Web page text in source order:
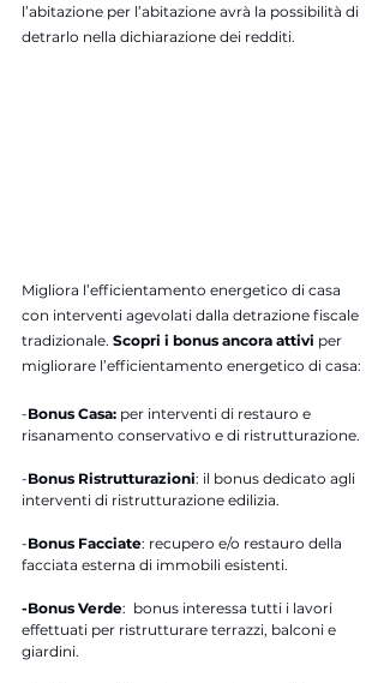
l’abitazione per l’abitazione avrà la possibilità di
detrarlo nella dichiarazione dei redditi.
Migliora l’efficientamento energetico di casa
con interventi agevolati dalla detrazione fiscale
tradizionale. Scopri i bonus ancora attivi per
migliorare l’efficientamento energetico di casa:
-Bonus Casa: per interventi di restauro e
risanamento conservativo e di ristrutturazione.
-Bonus Ristrutturazioni: il bonus dedicato agli
interventi di ristrutturazione edilizia.
-Bonus Facciate: recupero e/o restauro della
facciata esterna di immobili esistenti.
-Bonus Verde:  bonus interessa tutti i lavori
effettuati per ristrutturare terrazzi, balconi e
giardini.